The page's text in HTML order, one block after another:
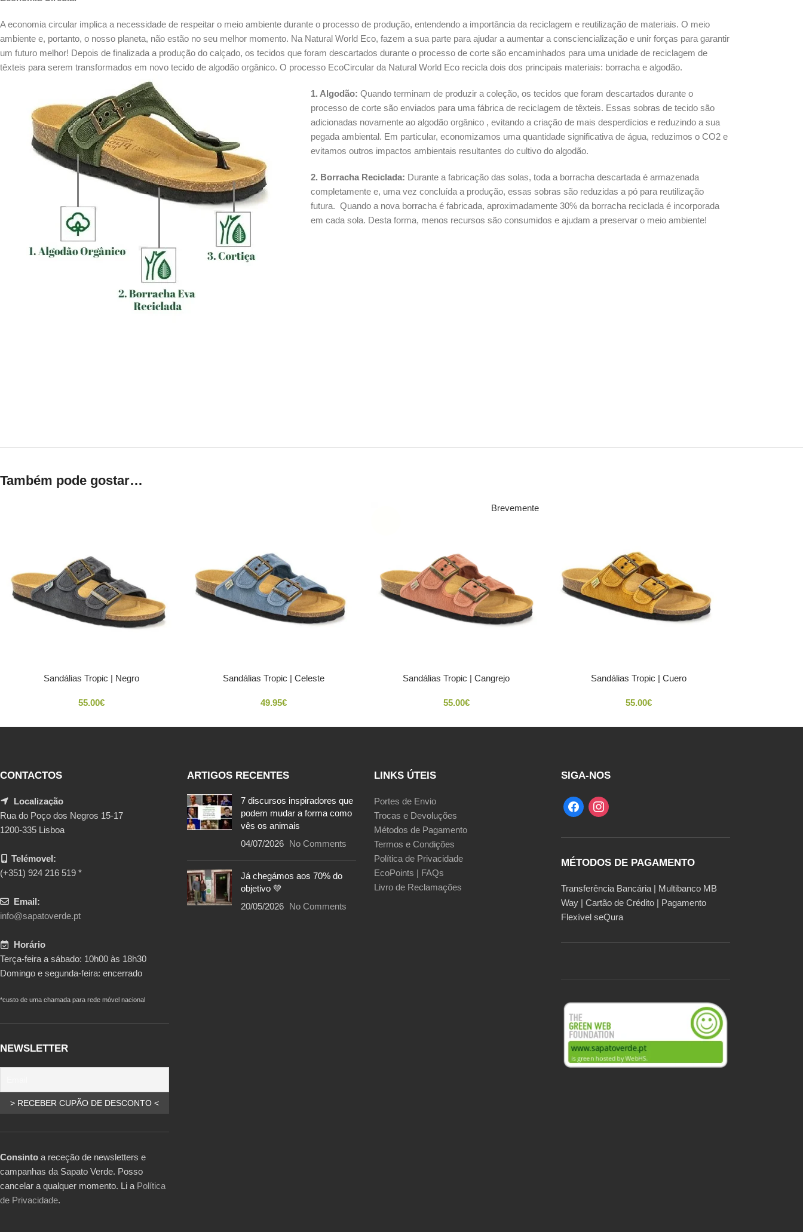
A economia circular implica a necessidade de respeitar o meio ambiente durante o processo de produção, entendendo a importância da reciclagem e reutilização de materiais. O meio
ambiente e, portanto, o nosso planeta, não estão no seu melhor momento. Na Natural World Eco, fazem a sua parte para ajudar a aumentar a consciencialização e unir forças para garantir
um futuro melhor! Depois de finalizada a produção do calçado, os tecidos que foram descartados durante o processo de corte são encaminhados para uma unidade de reciclagem de
têxteis para serem transformados em novo tecido de algodão orgânico. O processo EcoCircular da Natural World Eco recicla dois dos principais materiais: borracha e algodão.
1. Algodão: Quando terminam de produzir a coleção, os tecidos que foram descartados durante o
processo de corte são enviados para uma fábrica de reciclagem de têxteis. Essas sobras de tecido são
adicionadas novamente ao algodão orgânico , evitando a criação de mais desperdícios e reduzindo a sua
pegada ambiental. Em particular, economizamos uma quantidade significativa de água, reduzimos o CO2 e
evitamos outros impactos ambientais resultantes do cultivo do algodão.
2. Borracha Reciclada: Durante a fabricação das solas, toda a borracha descartada é armazenada
completamente e, uma vez concluída a produção, essas sobras são reduzidas a pó para reutilização
futura. Quando a nova borracha é fabricada, aproximadamente 30% da borracha reciclada é incorporada
em cada sola. Desta forma, menos recursos são consumidos e ajudam a preservar o meio ambiente!
Também pode gostar…
Sandálias Tropic | Negro
55.00€
Sandálias Tropic | Celeste
49.95€
Brevemente
Sandálias Tropic | Cangrejo
55.00€
Sandálias Tropic | Cuero
55.00€
CONTACTOS
Localização
Rua do Poço dos Negros 15-17
1200-335 Lisboa
Telémovel:
(+351) 924 216 519 *
Email:
info@sapatoverde.pt
Horário
Terça-feira a sábado: 10h00 às 18h30
Domingo e segunda-feira: encerrado
*custo de uma chamada para rede móvel nacional
NEWSLETTER
Consinto a receção de newsletters e
campanhas da Sapato Verde. Posso
cancelar a qualquer momento. Li a Política
de Privacidade.
ARTIGOS RECENTES
7 discursos inspiradores que
podem mudar a forma como
vês os animais
04/07/2026
No Comments
Já chegámos aos 70% do
objetivo 💚
20/05/2026
No Comments
LINKS ÚTEIS
Portes de Envio
Trocas e Devoluções
Métodos de Pagamento
Termos e Condições
Política de Privacidade
EcoPoints | FAQs
Livro de Reclamações
SIGA-NOS
MÉTODOS DE PAGAMENTO
Transferência Bancária | Multibanco MB
Way | Cartão de Crédito | Pagamento
Flexível seQura